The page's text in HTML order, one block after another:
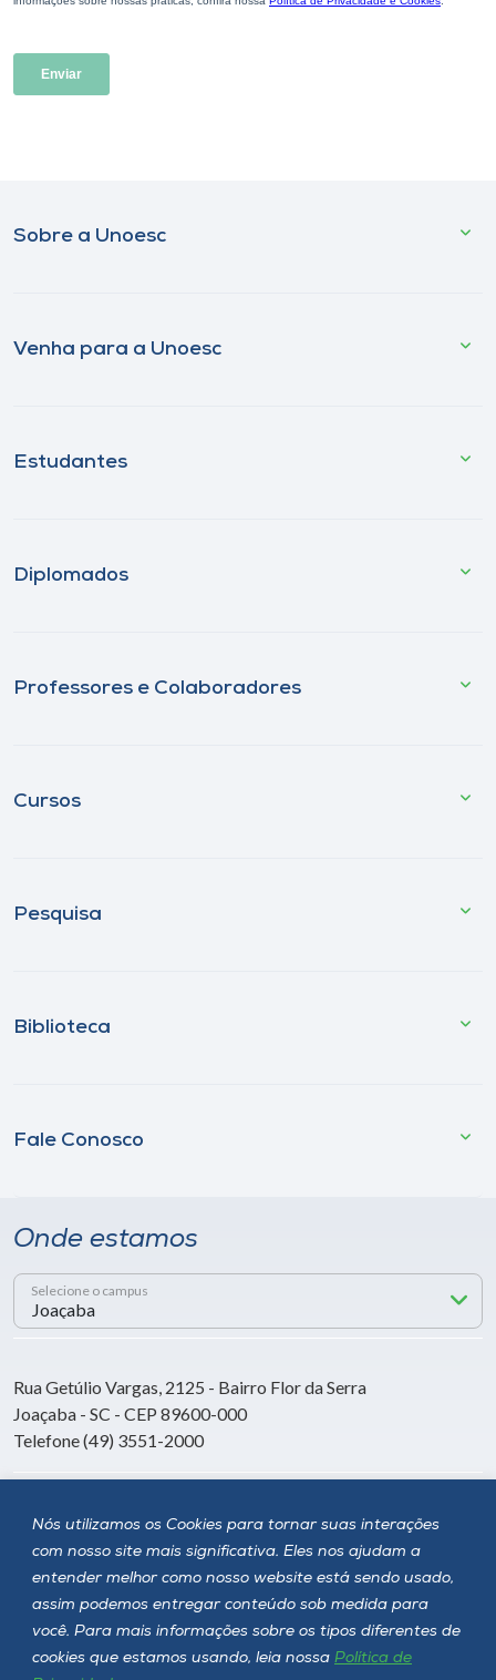
Nós utilizamos os Cookies para tornar suas interações
com nosso site mais significativa. Eles nos ajudam a
entender melhor como nosso website está sendo usado,
assim podemos entregar conteúdo sob medida para
você. Para mais informações sobre os tipos diferentes de
cookies que estamos usando, leia nossa Política de
Sobre a Unoesc
Venha para a Unoesc
Estudantes
Diplomados
Professores e Colaboradores
Cursos
Pesquisa
Biblioteca
Fale Conosco
Onde estamos
Selecione o campus
Rua Getúlio Vargas, 2125 - Bairro Flor da Serra
Joaçaba - SC - CEP 89600-000
Telefone (49) 3551-2000
Siga a Unoesc